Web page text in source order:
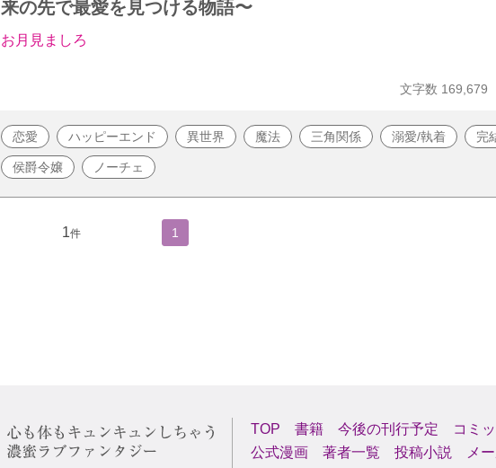
来の先で最愛を見つける物語〜
お月見ましろ
文字数 169,679
恋愛 ハッピーエンド 異世界 魔法 三角関係 溺愛/執着 完
侯爵令嬢 ノーチェ
1件 1
TOP 書籍 今後の刊行予定 コミ
公式漫画
著者一覧 投稿小説 メ